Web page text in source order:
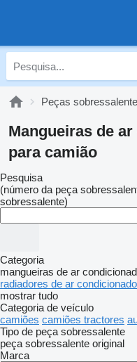
Peças
Mangueiras de
para camião
Pesquisa
(número da peça
sobressalente)
Categoria
mangueiras de ar
radiadores de ar condicionado
mostrar tudo
Categoria de veículo
camiões camiões tractores
Tipo de peça sobressalente
peça sobressalente original
Marca